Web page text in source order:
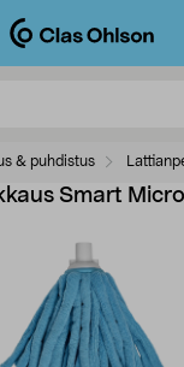
& puhdistus
Smart